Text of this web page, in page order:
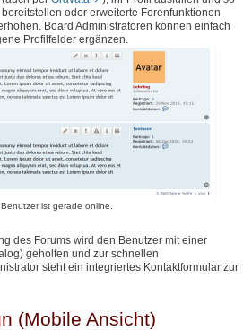
oder erweiterte Forenfunktionen
Board Administratoren können einfach
Profilfelder ergänzen.
ist gerade online.
des Forums wird den Benutzer mit einer
geholfen und zur schnellen
steht ein integriertes Kontaktformular zur
(Mobile Ansicht)